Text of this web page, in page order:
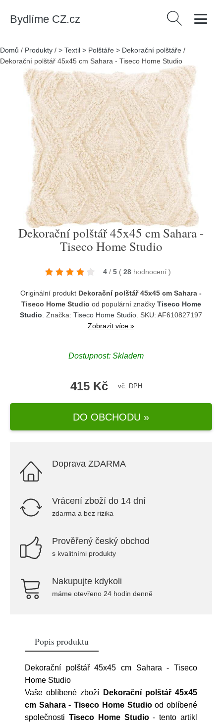
Bydlíme CZ.cz Vyhledávání
Domů / Produkty / > Textil > Polštáře > Dekorační polštáře /
Dekorační polštář 45x45 cm Sahara - Tiseco Home Studio
Dekorační polštář 45x45 cm Sahara -
Tiseco Home Studio
4 / 5 ( 28 hodnocení )
Originální produkt Dekorační polštář 45x45 cm Sahara -
Tiseco Home Studio od populární značky Tiseco Home
Studio . Značka: Tiseco Home Studio . SKU: AF610827197
Zobrazit více »
Dostupnost: Skladem
415 Kč vč. DPH
DO OBCHODU »
Doprava ZDARMA
Vrácení zboží do 14 dní
zdarma a bez rizika
Prověřený český obchod
s kvalitními produkty
Nakupujte kdykoli
máme otevřeno 24 hodin denně
Popis produktu
Dekorační polštář 45x45 cm Sahara - Tiseco
Home Studio
Vaše oblíbené zboží
Dekorační polštář 45x45
cm Sahara - Tiseco Home Studiood oblíbené
společnosti Tiseco Home Studio- tento artikl